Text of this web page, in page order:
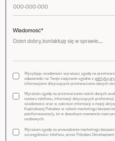
Wiadomość*
Wysyłając wiadomość wyrażasz zgodę na
odpowiedzi na Twoje zapytanie zgodne zpolityką
informacjami dotyczącymi przetwarzania danych
Wyrażam zgodę na przetwarzanie moich danych
numeru telefonu, informacji dotyczących
wiadomości oraz w zakresie informacji o mojej
Kapitałowej Pekabex w celach marketingu
poinformowana/y, że w dowolnym momencie mam
osobowych.
Wyrażam zgodę na prowadzenie marketingu
szczególności telefonu, przez Pekabex Development